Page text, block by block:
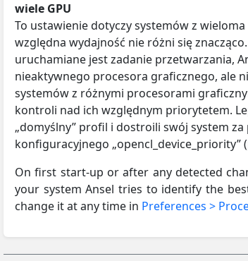
wiele GPU
To ustawienie dotyczy systemów z
względna wydajność nie różni się
uruchamiane jest zadanie przetwarzania,
nieaktywnego procesora graficznego, ale
systemów z różnymi procesorami
kontroli nad ich względnym priorytetem.
„domyślny” profil i dostroili swój system
konfiguracyjnego „opencl_device_priority”
On first start-up or after any detected
your system Ansel tries to identify the
change it at any time in Preferences >